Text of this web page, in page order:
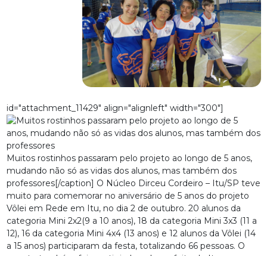
id="attachment_11429" align="alignleft" width="300"]
Muitos rostinhos passaram pelo projeto ao longo de 5 anos,
mudando não só as vidas dos alunos, mas também dos
professores[/caption] O Núcleo Dirceu Cordeiro – Itu/SP teve
muito para comemorar no aniversário de 5 anos do projeto
Vôlei em Rede em Itu, no dia 2 de outubro. 20 alunos da
categoria Mini 2x2(9 a 10 anos), 18 da categoria Mini 3x3 (11 a
12), 16 da categoria Mini 4x4 (13 anos) e 12 alunos da Vôlei (14
a 15 anos) participaram da festa, totalizando 66 pessoas. O